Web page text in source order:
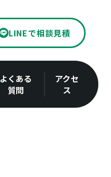
LINEで相談見積
よくある
質問
アクセ
ス